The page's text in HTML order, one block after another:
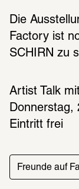
Die
Factory ist
Artist Talk
Donnerstag,
Eintritt frei
Freunde auf